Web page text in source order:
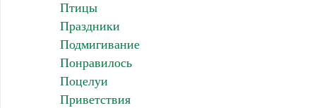
Птицы
Праздники
Подмигивание
Понравилось
Поцелуи
Приветствия